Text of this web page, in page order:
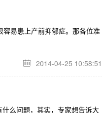
易患上产前抑郁症。那各位准
 2014-04-25 10:58:51
么问题，其实，专家想告诉大